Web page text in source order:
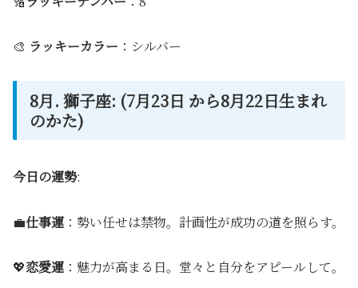
🎨 ラッキーカラー ：シルバー
8月. 獅子座: (7月23日 から8月22日生まれ
のかた)
今日の運勢:
💼仕事運 ：勢い任せは禁物。計画性が成功の道を照らす。
💖恋愛運 ：魅力が高まる日。堂々と自分をアピールして。